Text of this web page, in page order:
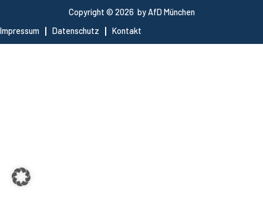
Copyright © 2026 by AfD München
Impressum
Datenschutz Kontakt